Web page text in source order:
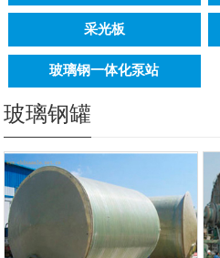
采光板
玻璃钢一体化泵站
玻璃钢罐